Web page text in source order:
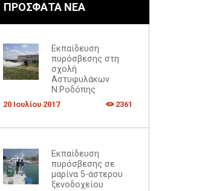
ΠΡΟΣΦΑΤΑ ΝΕΑ
Εκπαίδευση
πυρόσβεσης στη
σχολή
Αστυφυλάκων
Ν.Ροδόπης
20 Ιουλίου 2017 2361
Εκπαίδευση
πυρόσβεσης σε
μαρίνα 5-άστερου
ξενοδοχείου